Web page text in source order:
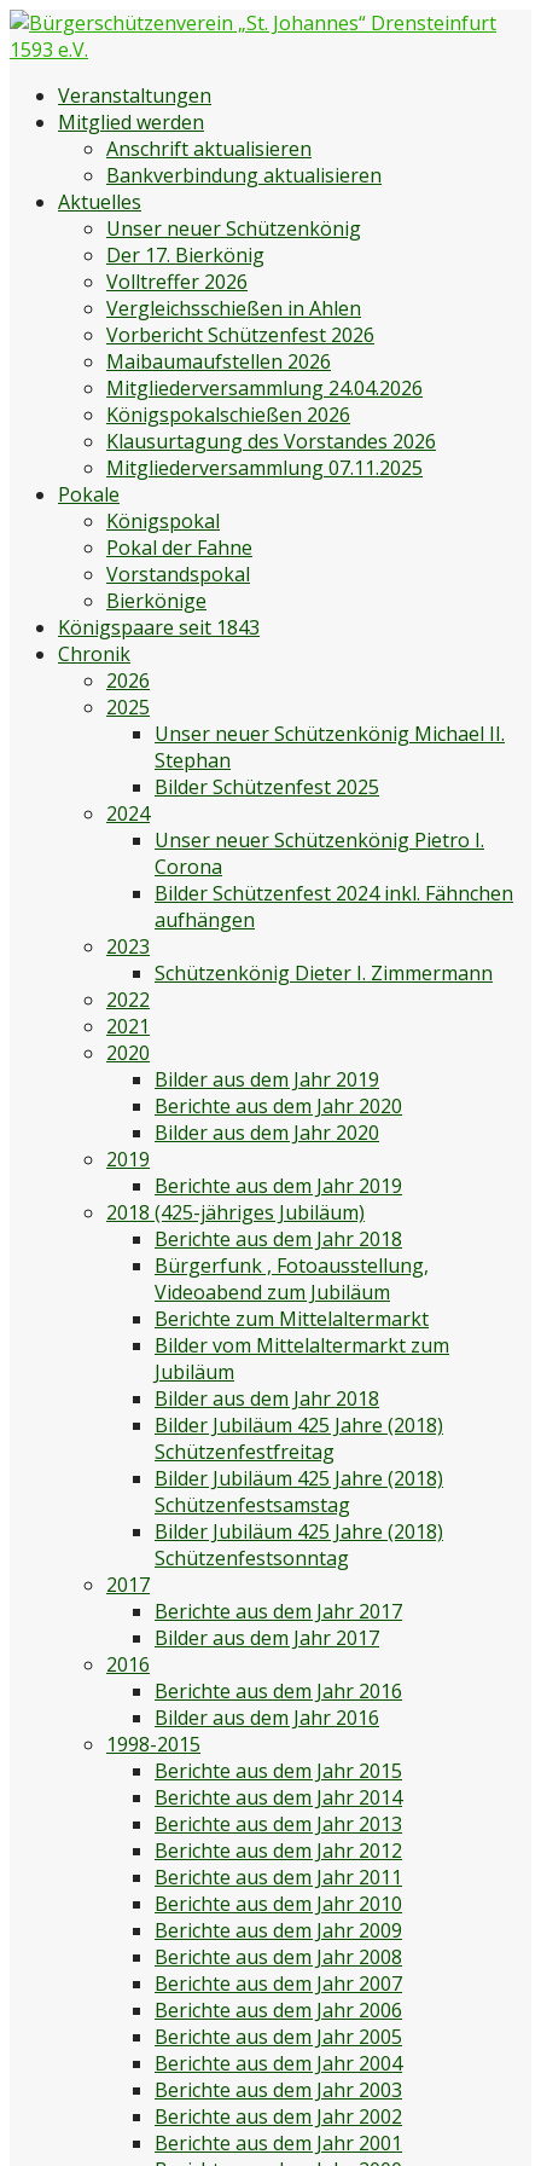
Zum
Inhalt
e.V.
Veranstaltungen
Mitglied werden
Anschrift aktualisieren
Bankverbindung aktualisieren
Aktuelles
Unser neuer Schützenkönig
Der 17. Bierkönig
Volltreffer 2026
Vergleichsschießen in Ahlen
Vorbericht Schützenfest 2026
Maibaumaufstellen 2026
Mitgliederversammlung 24.04.2026
Königspokalschießen 2026
Klausurtagung des Vorstandes 2026
Mitgliederversammlung 07.11.2025
Pokale
Königspokal
Pokal der Fahne
Vorstandspokal
Bierkönige
Königspaare seit 1843
Chronik
2026
2025
Unser neuer Schützenkönig Michael II.
Stephan
Bilder Schützenfest 2025
2024
Unser neuer Schützenkönig Pietro I.
Corona
Bilder Schützenfest 2024 inkl. Fähnchen
aufhängen
2023
Schützenkönig Dieter I. Zimmermann
2022
2021
2020
Bilder aus dem Jahr 2019
Berichte aus dem Jahr 2020
Bilder aus dem Jahr 2020
2019
Berichte aus dem Jahr 2019
2018 (425-jähriges Jubiläum)
Berichte aus dem Jahr 2018
Bürgerfunk , Fotoausstellung,
Videoabend zum Jubiläum
Berichte zum Mittelaltermarkt
Bilder vom Mittelaltermarkt zum
Jubiläum
Bilder aus dem Jahr 2018
Bilder Jubiläum 425 Jahre (2018)
Schützenfestfreitag
Bilder Jubiläum 425 Jahre (2018)
Schützenfestsamstag
Bilder Jubiläum 425 Jahre (2018)
Schützenfestsonntag
2017
Berichte aus dem Jahr 2017
Bilder aus dem Jahr 2017
2016
Berichte aus dem Jahr 2016
Bilder aus dem Jahr 2016
1998-2015
Berichte aus dem Jahr 2015
Berichte aus dem Jahr 2014
Berichte aus dem Jahr 2013
Berichte aus dem Jahr 2012
Berichte aus dem Jahr 2011
Berichte aus dem Jahr 2010
Berichte aus dem Jahr 2009
Berichte aus dem Jahr 2008
Berichte aus dem Jahr 2007
Berichte aus dem Jahr 2006
Berichte aus dem Jahr 2005
Berichte aus dem Jahr 2004
Berichte aus dem Jahr 2003
Berichte aus dem Jahr 2002
Berichte aus dem Jahr 2001